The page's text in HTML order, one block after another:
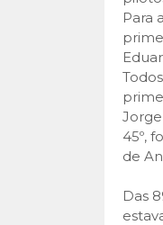
Para
45º,
de
Das